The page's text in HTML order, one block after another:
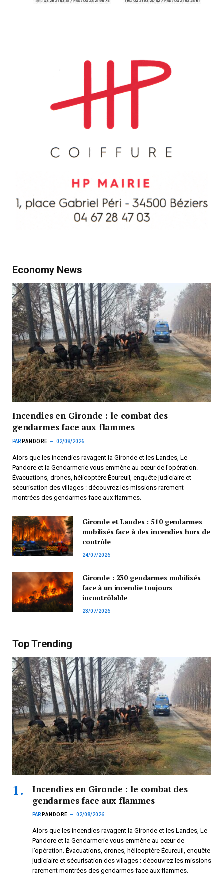
Economy News
Incendies en Gironde : le combat des
gendarmes face aux flammes
PAR PANDORE 02/08/2026
Alors que les incendies ravagent la Gironde et les Landes, Le
Pandore et la Gendarmerie vous emmène au cœur de l’opération.
Évacuations, drones, hélicoptère Écureuil, enquête judiciaire et
sécurisation des villages : découvrez les missions rarement
montrées des gendarmes face aux flammes.
Gironde et Landes : 510 gendarmes
mobilisés face à des incendies hors de
contrôle
24/07/2026
Gironde : 230 gendarmes mobilisés
face à un incendie toujours
incontrôlable
23/07/2026
Top Trending
Incendies en Gironde : le combat des
gendarmes face aux flammes
PAR PANDORE 02/08/2026
Alors que les incendies ravagent la Gironde et les Landes, Le
Pandore et la Gendarmerie vous emmène au cœur de
l’opération. Évacuations, drones, hélicoptère Écureuil, enquête
judiciaire et sécurisation des villages : découvrez les missions
rarement montrées des gendarmes face aux flammes.